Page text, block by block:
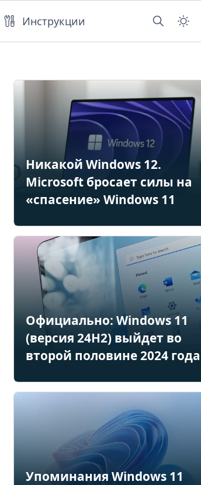
Инструкции
Никакой Windows 12.
Microsoft бросает силы на
«спасение» Windows 11
Официально: Windows 11
(версия 24H2) выйдет во
второй половине 2024 года
Упоминания Windows 11